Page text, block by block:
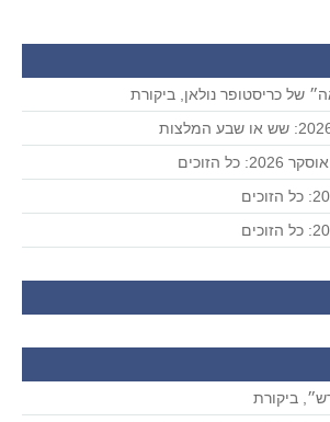
של כריסטופר נולאן, ביקורת
אוסקר 2026: כל הזוכים
ביקורת